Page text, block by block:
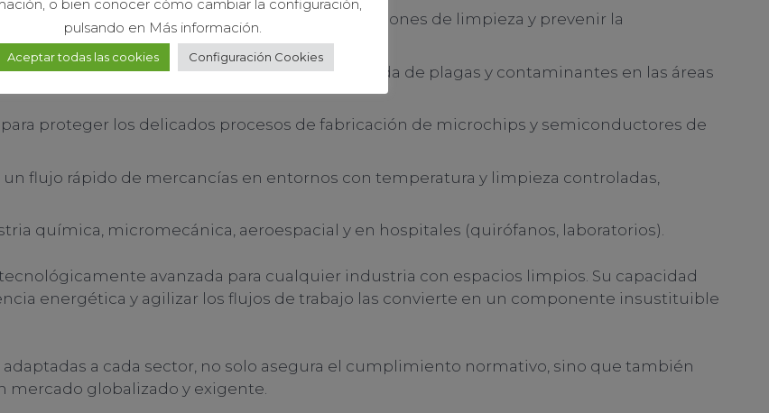
para separar áreas con diferentes clasificaciones de limpieza y prevenir la
y productos biotecnológicos.
cadena de frío y la higiene, previniendo la entrada de plagas y contaminantes en las áreas
para proteger los delicados procesos de fabricación de microchips y semiconductores de
un flujo rápido de mercancías en entornos con temperatura y limpieza controladas,
química, micromecánica, aeroespacial y en hospitales (quirófanos, laboratorios).
avanzada para cualquier industria con espacios limpios. Su capacidad
energética y agilizar los flujos de trabajo las convierte en un componente insustituible
a cada sector, no solo asegura el cumplimiento normativo, sino que también
globalizado y exigente.
o bien conocer cómo cambiar la configuración,
pulsando en Más información.
Aceptar todas las cookies Configuración Cookies